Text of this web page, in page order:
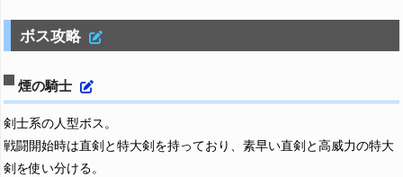
ボス攻略
煙の騎士
剣士系の人型ボス。
戦闘開始時は直剣と特大剣を持っており、素早い直剣と高威力の特大
剣を使い分ける。